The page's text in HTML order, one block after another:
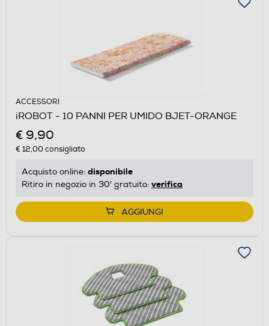
ACCESSORI
iROBOT - 10 PANNI PER UMIDO BJET-ORANGE
€ 9,90
€ 12,00consigliato
Acquisto online: disponibile
Ritiro in negozio in 30' gratuito: verifica
AGGIUNGI